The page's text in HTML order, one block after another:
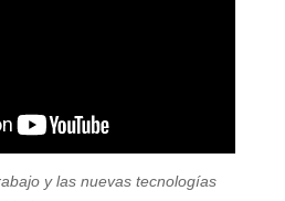
y las nuevas tecnologías